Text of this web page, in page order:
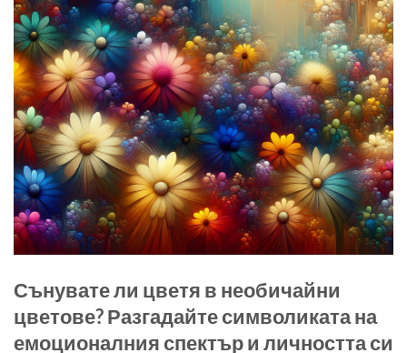
Сънувате ли цветя в необичайни
цветове? Разгадайте символиката на
емоционалния спектър и личността си